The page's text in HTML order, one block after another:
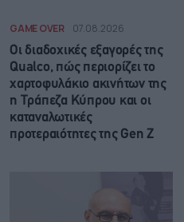
GAME OVER 07.08.2026
Οι διαδοχικές εξαγορές της
Qualco, πώς περιορίζει το
χαρτοφυλάκιο ακινήτων της
η Τράπεζα Κύπρου και οι
καταναλωτικές
προτεραιότητες της Gen Z